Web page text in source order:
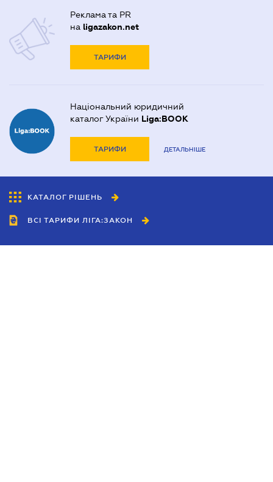
Реклама та PR
на ligazakon.net
ТАРИФИ
Національний юридичний
каталог України Liga:BOOK
ТАРИФИ ДЕТАЛЬНІШЕ
КАТАЛОГ РІШЕНЬ
ВСІ ТАРИФИ ЛІГА:ЗАКОН